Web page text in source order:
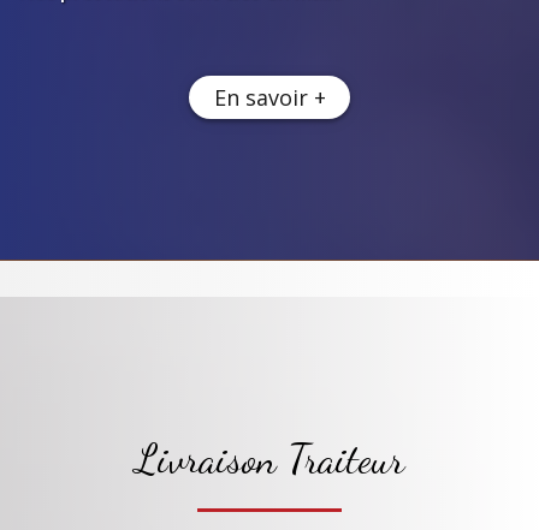
En savoir +
Livraison Traiteur